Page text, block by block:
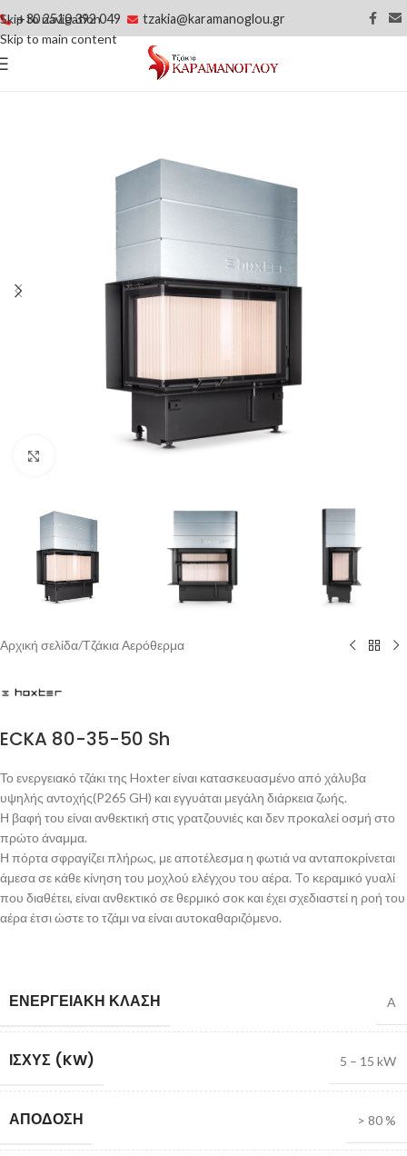
Skip to navigation
Skip to main content
+30 2510 392 049 tzakia@karamanoglou.gr
Αρχική σελίδα/Τζάκια Αερόθερμα
ECKA 80-35-50 Sh
Το ενεργειακό τζάκι της Hoxter είναι κατασκευασμένο από χάλυβα
υψηλής αντοχής(P265 GH) και εγγυάται μεγάλη διάρκεια ζωής.
Η βαφή του είναι ανθεκτική στις γρατζουνιές και δεν προκαλεί οσμή στο
πρώτο άναμμα.
Η πόρτα σφραγίζει πλήρως, με αποτέλεσμα η φωτιά να ανταποκρίνεται
άμεσα σε κάθε κίνηση του μοχλού ελέγχου του αέρα. To κεραμικό γυαλί
που διαθέτει, είναι ανθεκτικό σε θερμικό σοκ και έχει σχεδιαστεί η ροή του
αέρα έτσι ώστε το τζάμι να είναι αυτοκαθαριζόμενο.
ΕΝΕΡΓΕΙΑΚΉ ΚΛΆΣΗ A
ΙΣΧΎΣ (KW) 5 – 15 kW
ΑΠΌΔΟΣΗ > 80 %